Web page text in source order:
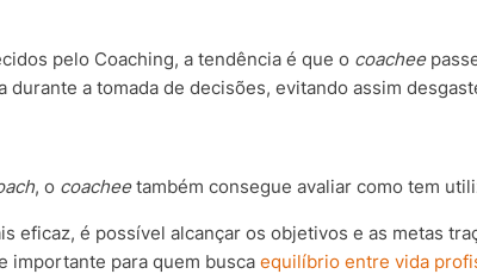
pelo Coaching, a tendência é que o coachee
durante a tomada de decisões, evitando assim
, o coacheetambém consegue avaliar como tem
eficaz, é possível alcançar os objetivos e as metas
importante para quem busca equilíbrio entre vida